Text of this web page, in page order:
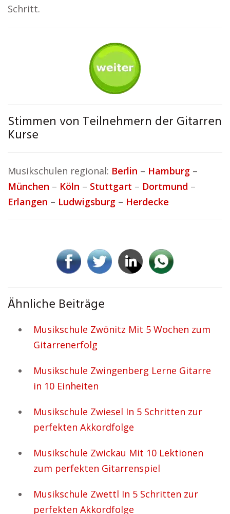
Schritt.
Stimmen von Teilnehmern der Gitarren
Kurse
Musikschulen regional: Berlin – Hamburg –
München – Köln – Stuttgart – Dortmund –
Erlangen – Ludwigsburg – Herdecke
Ähnliche Beiträge
Musikschule Zwönitz Mit 5 Wochen zum
Gitarrenerfolg
Musikschule Zwingenberg Lerne Gitarre
in 10 Einheiten
Musikschule Zwiesel In 5 Schritten zur
perfekten Akkordfolge
Musikschule Zwickau Mit 10 Lektionen
zum perfekten Gitarrenspiel
Musikschule Zwettl In 5 Schritten zur
perfekten Akkordfolge